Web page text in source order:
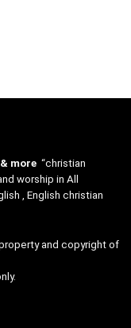
more “christian
worship in All
, English christian
and copyright of